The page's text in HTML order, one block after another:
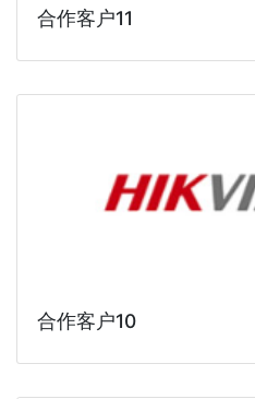
合作客户11
合作客户10